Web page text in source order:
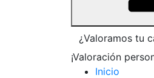
¿Valoramos tu
¡Valoración
Inicio